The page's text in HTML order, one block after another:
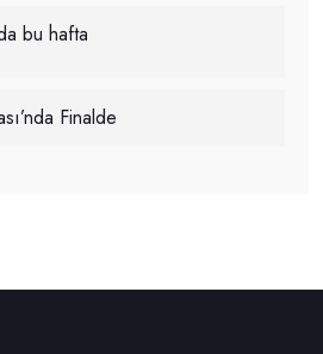
bu hafta
Finalde